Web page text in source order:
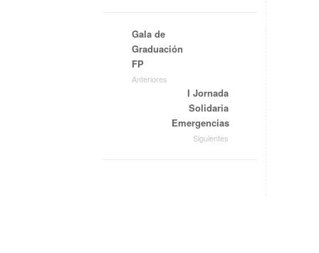
Gala de
Graduación
FP
Anteriores
I Jornada
Solidaria
Emergencias
Siguientes